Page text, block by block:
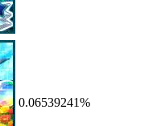
0.06539241%